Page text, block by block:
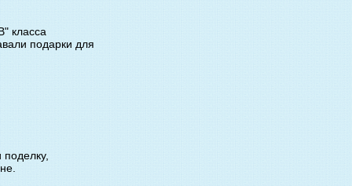
класса
подарки для